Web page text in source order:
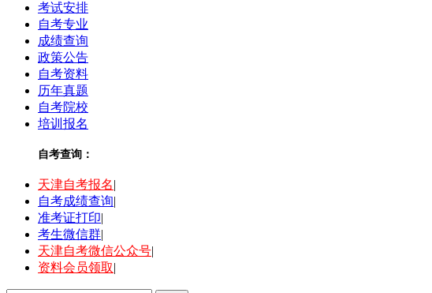
考试安排
自考专业
成绩查询
政策公告
自考资料
历年真题
自考院校
培训报名
自考查询：
天津自考报名|
自考成绩查询|
准考证打印|
考生微信群|
天津自考微信公众号|
资料会员领取|